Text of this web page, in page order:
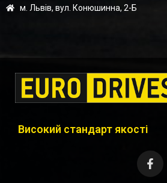
м. Львів, вул. Конюшинна, 2-Б
Високий стандарт якості